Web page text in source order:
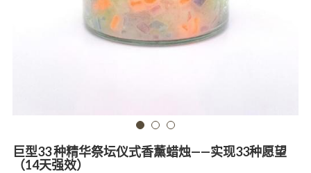
巨型33 种精华祭坛仪式香薰蜡烛——实现33种愿望
（14天强效）